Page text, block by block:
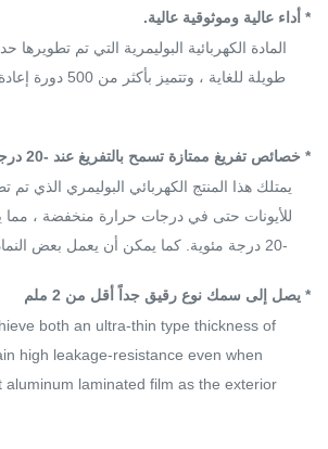
* أداء عالية وموثوقية عالية.
المادة الكهربائية البوليمرية التي تم
طويلة للغاية ،
* خصائص تفريغ ممتازة تسمح بالتفريغ عند -20 درجة مئوية
يمتلك هذا المنتج الكهربائي البوليمري الذي تم
للأيونات حتى في درجات حرارة منخفضة ، مما
-20 درجة مئوية. كما يمكن أن يعمل بعض النماذج عند 80 درجة مئوية.
* يصل إلى سمك نوع رقيق جداً أقل من 2 ملم
both an ultra-thin type thickness of
high leakage-resistance even when
aluminum laminated film as the exterior